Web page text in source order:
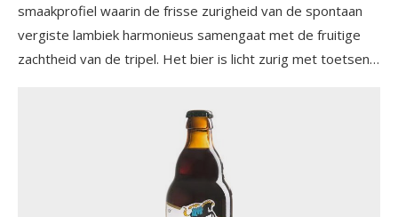
smaakprofiel waarin de frisse zurigheid van de spontaan
vergiste lambiek harmonieus samengaat met de fruitige
zachtheid van de tripel. Het bier is licht zurig met toetsen
afdronk is zacht en verfrissend, wat het bier bijzonder
geschikt maakt voor warme dagen. De combinatie van
twee bierstijlen zorgt voor een complexe maar
toegankelijke smaakbeleving.